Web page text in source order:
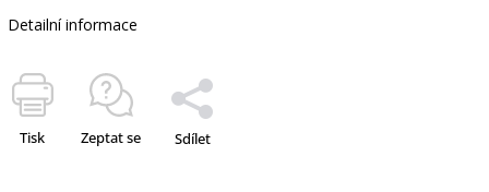
Detailní informace
Tisk Zeptat se Sdílet